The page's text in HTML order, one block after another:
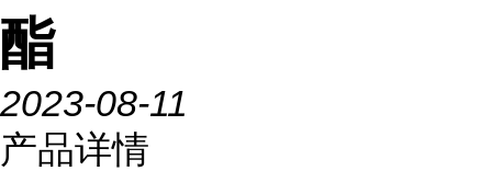
酯
2023-08-11
产品详情